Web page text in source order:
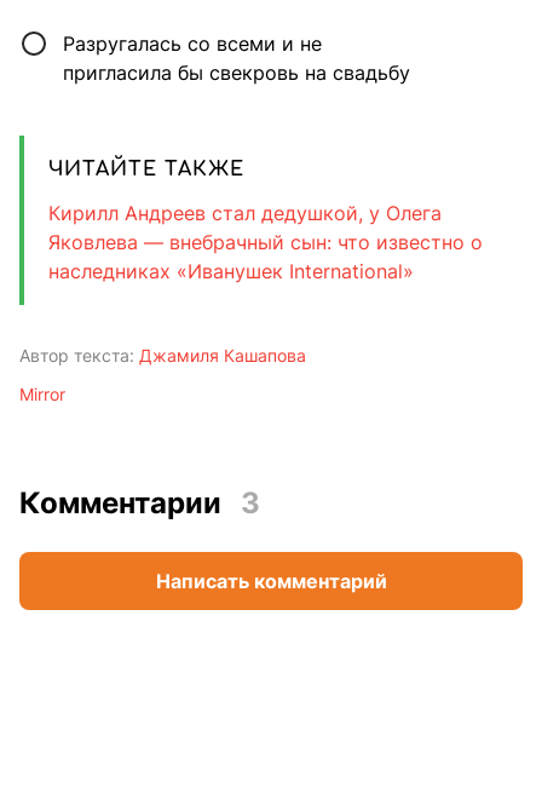
Разругалась со всеми и не
пригласила бы свекровь на свадьбу
ЧИТАЙТЕ ТАКЖЕ
Кирилл Андреев стал дедушкой, у Олега
Яковлева — внебрачный сын: что известно о
наследниках «Иванушек International»
Автор текста: Джамиля Кашапова
Mirror
Комментарии 3
Написать комментарий